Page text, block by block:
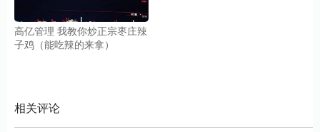
高亿管理 我教你炒正宗枣庄辣
子鸡（能吃辣的来拿）
相关评论